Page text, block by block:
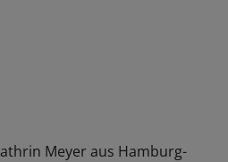
Meyer aus Hamburg-